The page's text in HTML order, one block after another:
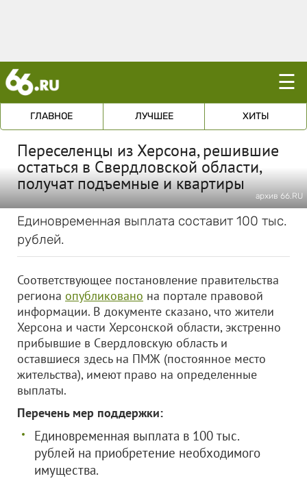
☰
ГЛАВНОЕ ЛУЧШЕЕ ХИТЫ
Переселенцы из Херсона, решившие
остаться в Свердловской области,
получат подъемные и квартиры
архив 66.RU
Единовременная выплата составит 100 тыс.
рублей.
Соответствующее постановление правительства
региона опубликовано на портале правовой
информации. В документе сказано, что жители
Херсона и части Херсонской области, экстренно
прибывшие в Свердловскую область и
оставшиеся здесь на ПМЖ (постоянное место
жительства), имеют право на определенные
выплаты.
Перечень мер поддержки:
Единовременная выплата в 100 тыс.
рублей на приобретение необходимого
имущества.